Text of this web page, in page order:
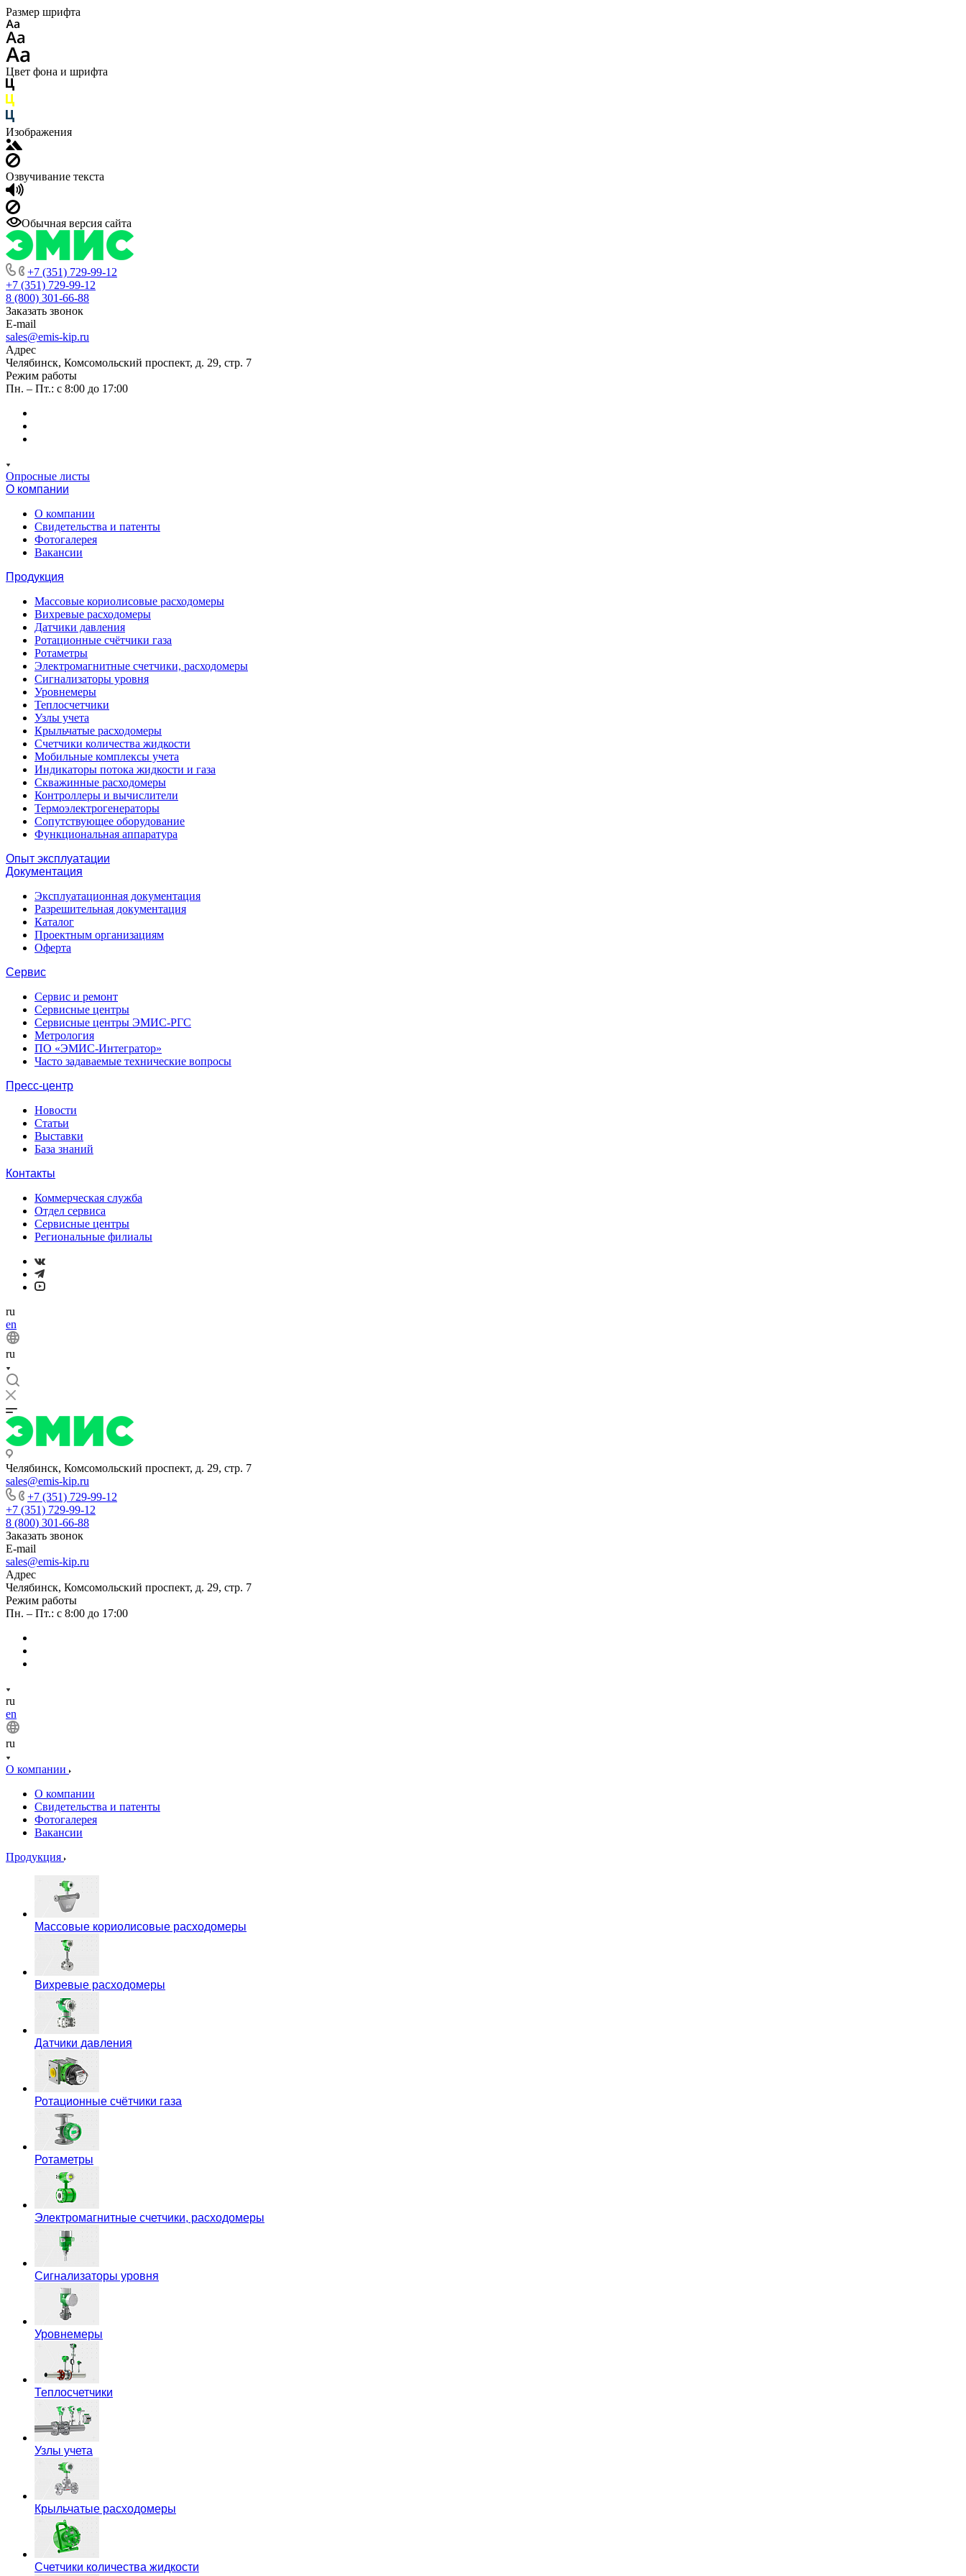
Размер шрифта
Цвет фона и шрифта
Изображения
Озвучивание текста
Обычная версия сайта
+7 (351) 729-99-12
+7 (351) 729-99-12
8 (800) 301-66-88
Заказать звонок
E-mail
sales@emis-kip.ru
Адрес
Челябинск, Комсомольский проспект, д. 29, стр. 7
Режим работы
Пн. – Пт.: с 8:00 до 17:00
Опросные листы
О компании
О компании
Свидетельства и патенты
Фотогалерея
Вакансии
Продукция
Массовые кориолисовые расходомеры
Вихревые расходомеры
Датчики давления
Ротационные счётчики газа
Ротаметры
Электромагнитные счетчики, расходомеры
Сигнализаторы уровня
Уровнемеры
Теплосчетчики
Узлы учета
Крыльчатые расходомеры
Счетчики количества жидкости
Мобильные комплексы учета
Индикаторы потока жидкости и газа
Скважинные расходомеры
Контроллеры и вычислители
Термоэлектрогенераторы
Сопутствующее оборудование
Функциональная аппаратура
Опыт эксплуатации
Документация
Эксплуатационная документация
Разрешительная документация
Каталог
Проектным организациям
Оферта
Сервис
Сервис и ремонт
Сервисные центры
Сервисные центры ЭМИС-РГС
Метрология
ПО «ЭМИС-Интегратор»
Часто задаваемые технические вопросы
Пресс-центр
Новости
Статьи
Выставки
База знаний
Контакты
Коммерческая служба
Отдел сервиса
Сервисные центры
Региональные филиалы
ru
en
ru
Челябинск, Комсомольский проспект, д. 29, стр. 7
sales@emis-kip.ru
+7 (351) 729-99-12
+7 (351) 729-99-12
8 (800) 301-66-88
Заказать звонок
E-mail
sales@emis-kip.ru
Адрес
Челябинск, Комсомольский проспект, д. 29, стр. 7
Режим работы
Пн. – Пт.: с 8:00 до 17:00
ru
en
ru
О компании
О компании
Свидетельства и патенты
Фотогалерея
Вакансии
Продукция
Массовые кориолисовые расходомеры
Вихревые расходомеры
Датчики давления
Ротационные счётчики газа
Ротаметры
Электромагнитные счетчики, расходомеры
Сигнализаторы уровня
Уровнемеры
Теплосчетчики
Узлы учета
Крыльчатые расходомеры
Счетчики количества жидкости